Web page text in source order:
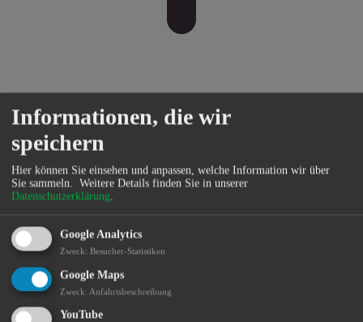
Bildung
Informationen, die wir
speichern
Hier können Sie einsehen und anpassen, welche Information wir über
Sie sammeln. Weitere Details finden Sie in unserer
Datenschutzerklärung.
Google Analytics
Zweck: Besucher-Statistiken
Google Maps
Zweck: Anfahrtsbeschreibung
YouTube